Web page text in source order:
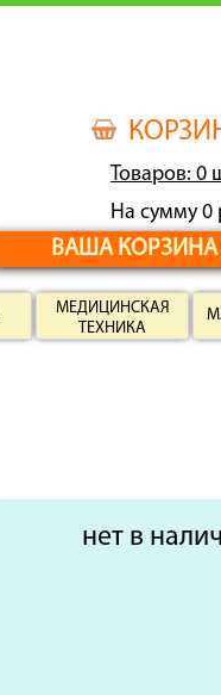
Товаров: 0
На сумму 0
ВАША КОРЗИНА
МЕДИЦИНСКАЯ
ТЕХНИКА
нет в